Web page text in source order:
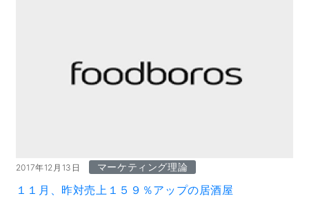
2017年12月13日 マーケティング理論
１１月、昨対売上１５９％アップの居酒屋